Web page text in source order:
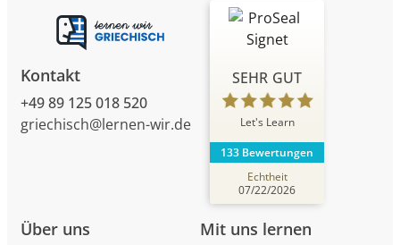
Kontakt
+49 89 125 018 520
griechisch@lernen-wir.de
Über uns Mit uns lernen
SEHR GUT
Let's Learn
133 Bewertungen
Echtheit
07/22/2026